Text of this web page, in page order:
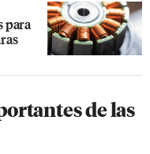
para
de las